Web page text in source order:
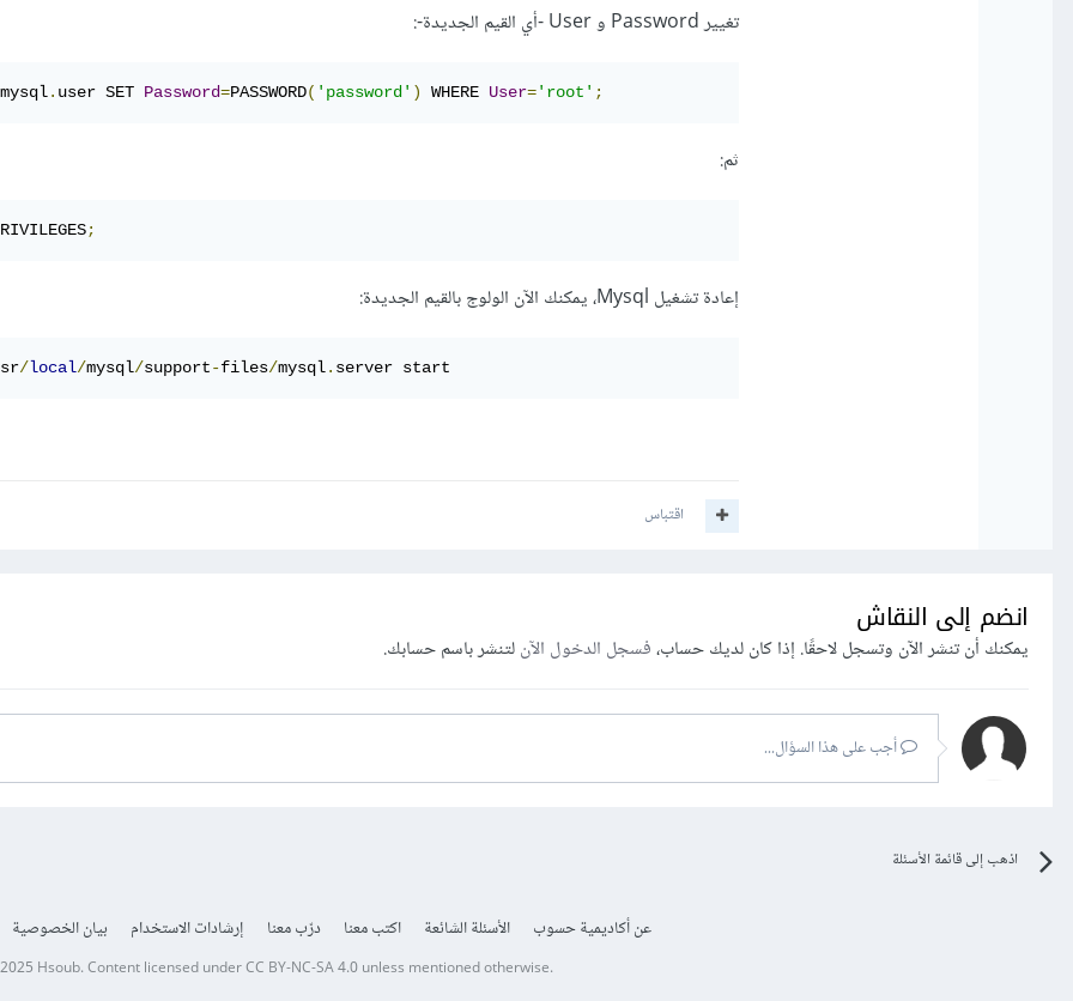
تغيير Password و User -أي القيم الجديدة-:
mysql. user SET Password=PASSWORD( 'password' ) WHERE User='root' ;
ثم:
;
إعادة تشغيل Mysql، يمكنك الآن الولوج بالقيم الجديدة:
/local/mysql/support-files/mysql. server start
اقتباس
انضم إلى النقاش
يمكنك أن تنشر الآن وتسجل لاحقًا. إذا كان لديك حساب،فسجل الدخول الآنلتنشر باسم حسابك.
أجب على هذا السؤال...
اذهب إلى قائمة الأسئلة
عن أكاديمية حسوب الأسئلة الشائعة اكتب معنا درّب معنا إرشادات الاستخدام بيان الخصوصية
Hsoub.Content licensed underCC BY-NC-SA 4.0unless mentioned otherwise.